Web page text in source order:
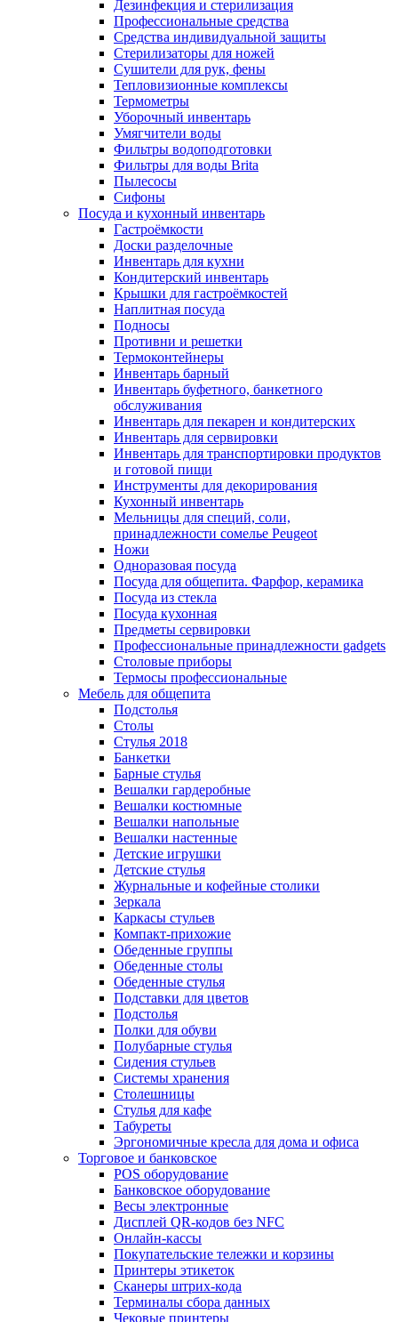
Дезинфекция и стерилизация
Профессиональные средства
Средства индивидуальной защиты
Стерилизаторы для ножей
Сушители для рук, фены
Тепловизионные комплексы
Термометры
Уборочный инвентарь
Умягчители воды
Фильтры водоподготовки
Фильтры для воды Brita
Пылесосы
Сифоны
Посуда и кухонный инвентарь
Гастроёмкости
Доски разделочные
Инвентарь для кухни
Кондитерский инвентарь
Крышки для гастроёмкостей
Наплитная посуда
Подносы
Противни и решетки
Термоконтейнеры
Инвентарь барный
Инвентарь буфетного, банкетного
обслуживания
Инвентарь для пекарен и кондитерских
Инвентарь для сервировки
Инвентарь для транспортировки продуктов
и готовой пищи
Инструменты для декорирования
Кухонный инвентарь
Мельницы для специй, соли,
принадлежности сомелье Peugeot
Ножи
Одноразовая посуда
Посуда для общепита. Фарфор, керамика
Посуда из стекла
Посуда кухонная
Предметы сервировки
Профессиональные принадлежности gadgets
Столовые приборы
Термосы профессиональные
Мебель для общепита
Подстолья
Столы
Стулья 2018
Банкетки
Барные стулья
Вешалки гардеробные
Вешалки костюмные
Вешалки напольные
Вешалки настенные
Детские игрушки
Детские стулья
Журнальные и кофейные столики
Зеркала
Каркасы стульев
Компакт-прихожие
Обеденные группы
Обеденные столы
Обеденные стулья
Подставки для цветов
Подстолья
Полки для обуви
Полубарные стулья
Сидения стульев
Системы хранения
Столешницы
Стулья для кафе
Табуреты
Эргономичные кресла для дома и офиса
Торговое и банковское
POS оборудование
Банковское оборудование
Весы электронные
Дисплей QR-кодов без NFC
Онлайн-кассы
Покупательские тележки и корзины
Принтеры этикеток
Сканеры штрих-кода
Терминалы сбора данных
Чековые принтеры